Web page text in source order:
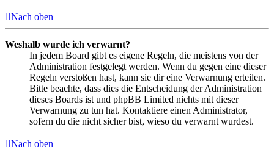
Nach oben
Weshalb wurde ich verwarnt?
In jedem Board gibt es eigene Regeln, die meistens von der
Administration festgelegt werden. Wenn du gegen eine dieser
Regeln verstoßen hast, kann sie dir eine Verwarnung erteilen.
Bitte beachte, dass dies die Entscheidung der Administration
dieses Boards ist und phpBB Limited nichts mit dieser
Verwarnung zu tun hat. Kontaktiere einen Administrator,
sofern du die nicht sicher bist, wieso du verwarnt wurdest.
Nach oben